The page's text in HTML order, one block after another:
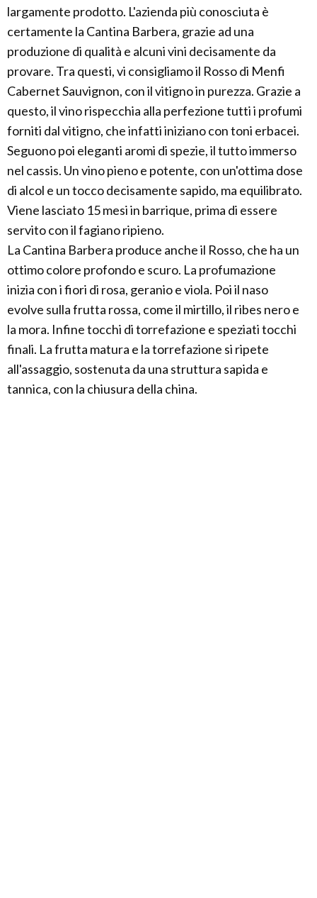
largamente prodotto. L'azienda più conosciuta è
certamente la Cantina Barbera, grazie ad una
produzione di qualità e alcuni vini decisamente da
provare. Tra questi, vi consigliamo il Rosso di Menfi
Cabernet Sauvignon, con il vitigno in purezza. Grazie a
questo, il vino rispecchia alla perfezione tutti i profumi
forniti dal vitigno, che infatti iniziano con toni erbacei.
Seguono poi eleganti aromi di spezie, il tutto immerso
nel cassis. Un vino pieno e potente, con un'ottima dose
di alcol e un tocco decisamente sapido, ma equilibrato.
Viene lasciato 15 mesi in barrique, prima di essere
servito con il fagiano ripieno.
La Cantina Barbera produce anche il Rosso, che ha un
ottimo colore profondo e scuro. La profumazione
inizia con i fiori di rosa, geranio e viola. Poi il naso
evolve sulla frutta rossa, come il mirtillo, il ribes nero e
la mora. Infine tocchi di torrefazione e speziati tocchi
finali. La frutta matura e la torrefazione si ripete
all'assaggio, sostenuta da una struttura sapida e
tannica, con la chiusura della china.